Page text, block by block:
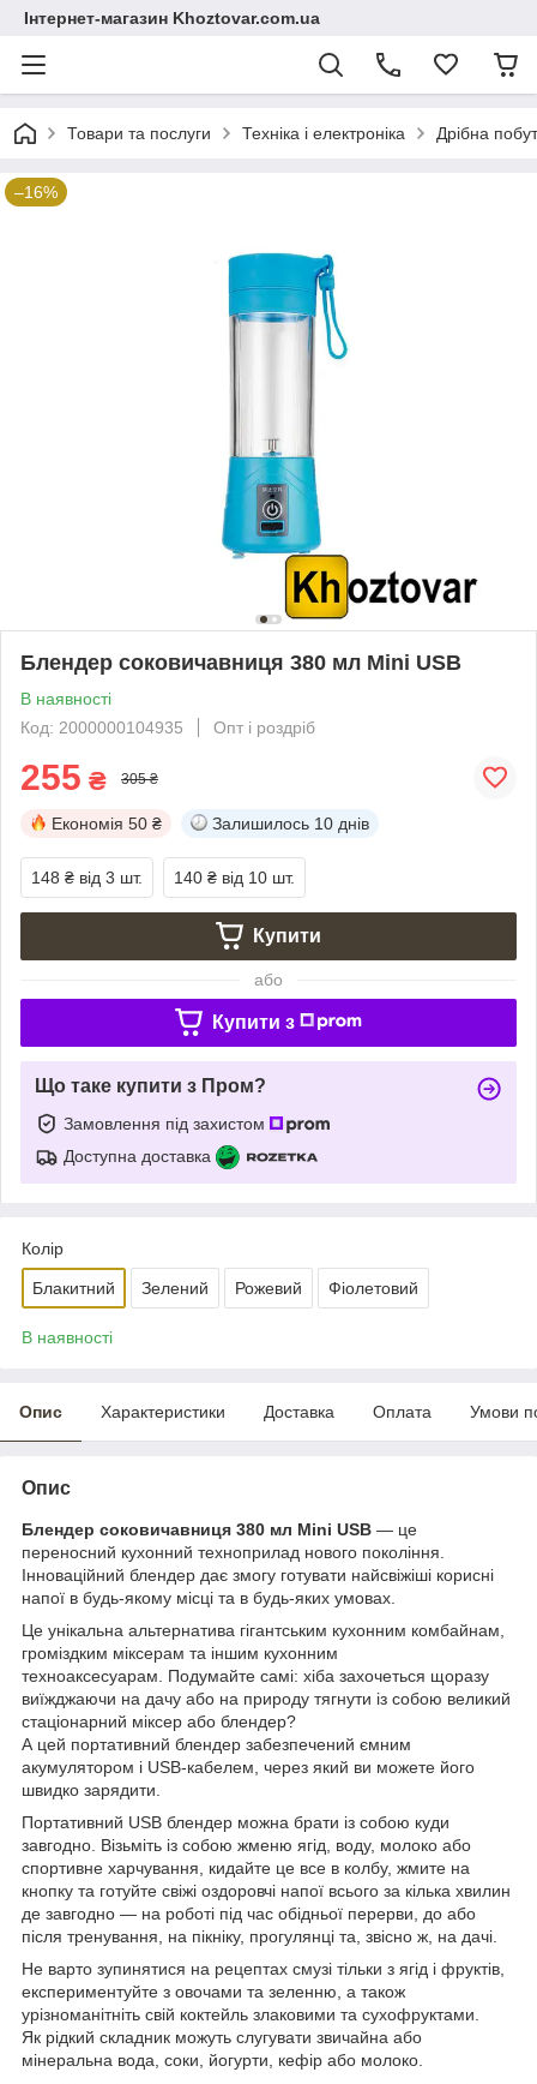
Інтернет-магазин Khoztovar.com.ua
Товари та послуги Техніка і електроніка Дрібна
–16%
Блендер соковичавниця 380 мл Mini USB
В наявності
Код: 2000000104935
Опт і роздріб
255 ₴ 305 ₴
Економія 50 ₴ Залишилось 10 днів
148 ₴ від 3 шт. 140 ₴ від 10 шт.
Купити
або
Купити з
Що таке купити з Пром?
Замовлення під захистом
Доступна доставка
Колір
Блакитний Зелений Рожевий Фіолетовий
В наявності
Опис Характеристики Доставка Оплата Умови
Опис
Блендер соковичавниця 380 мл Mini USB — це
переносний кухонний техноприлад нового покоління.
Інноваційний блендер дає змогу готувати найсвіжіші корисні
напої в будь-якому місці та в будь-яких умовах.
Це унікальна альтернатива гігантським кухонним комбайнам,
громіздким міксерам та іншим кухонним
техноаксесуарам. Подумайте самі: хіба захочеться щоразу
виїжджаючи на дачу або на природу тягнути із собою великий
стаціонарний міксер або блендер?
А цей портативний блендер забезпечений ємним
акумулятором і USB-кабелем, через який ви можете його
швидко зарядити.
Портативний USВ блендер можна брати із собою куди
завгодно. Візьміть із собою жменю ягід, воду, молоко або
спортивне харчування, кидайте це все в колбу, жмите на
кнопку та готуйте свіжі оздоровчі напої всього за кілька хвилин
де завгодно — на роботі під час обідньої перерви, до або
після тренування, на пікніку, прогулянці та, звісно ж, на дачі.
Не варто зупинятися на рецептах смузі тільки з ягід і фруктів,
експериментуйте з овочами та зеленню, а також
урізноманітніть свій коктейль злаковими та сухофруктами.
Як рідкий складник можуть слугувати звичайна або
мінеральна вода, соки, йогурти, кефір або молоко.